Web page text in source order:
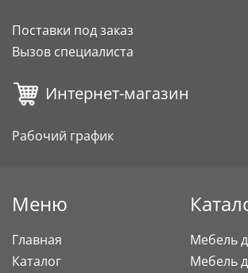
Поставки под заказ
Вызов специалиста
Интернет-магазин
Рабочий график
Меню
Главная
Каталог
Мебель
Мебель